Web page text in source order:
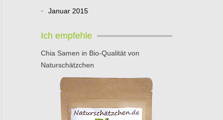
Januar 2015
Ich empfehle
Chia Samen in Bio-Qualität von
Naturschätzchen